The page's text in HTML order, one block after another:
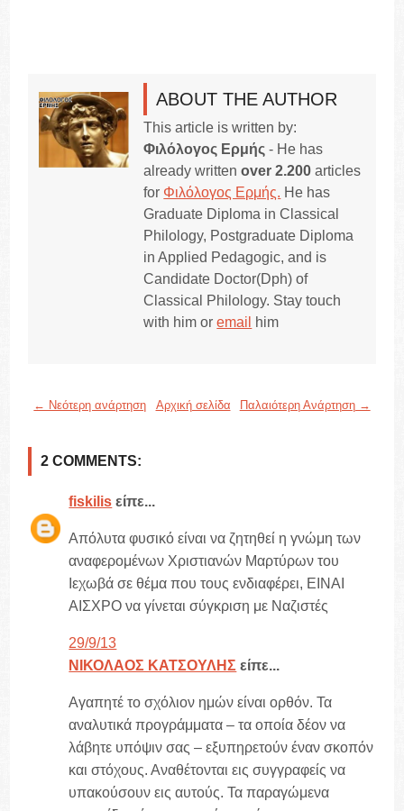
ABOUT THE AUTHOR
This article is written by:
Φιλόλογος Ερμής - He has
already writtenover 2.200 articles
for Φιλόλογος Ερμής. He has
Graduate Diploma in Classical
Philology, Postgraduate Diploma
in Applied Pedagogic, and is
Candidate Doctor(Dph) of
Classical Philology. Stay touch
with him oremail him
← Νεότερη ανάρτηση Παλαιότερη Ανάρτηση →
Αρχική σελίδα
2 COMMENTS:
fiskilis είπε...
Απόλυτα φυσικό είναι να ζητηθεί η γνώμη των
αναφερομένων Χριστιανών Μαρτύρων του
Ιεχωβά σε θέμα που τους ενδιαφέρει, ΕΙΝΑΙ
ΑΙΣΧΡΟ να γίνεται σύγκριση με Ναζιστές
29/9/13
ΝΙΚΟΛΑΟΣ ΚΑΤΣΟΥΛΗΣ είπε...
Αγαπητέ το σχόλιον ημών είναι ορθόν. Τα
αναλυτικά προγράμματα – τα οποία δέον να
λάβητε υπόψιν σας – εξυπηρετούν έναν σκοπόν
και στόχους. Αναθέτονται εις συγγραφείς να
υπακούσουν εις αυτούς. Τα παραγώμενα